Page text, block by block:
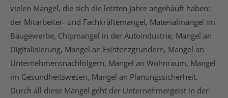
vielen Mängel, die sich die letzten Jahre angehäuft haben:
der Mitarbeiter- und Fachkräftemangel, Materialmangel im
Baugewerbe, Chipmangel in der Autoindustrie, Mangel an
Digitalisierung, Mangel an Existenzgründern, Mangel an
Unternehmensnachfolgern, Mangel an Wohnraum, Mangel
im Gesundheitswesen, Mangel an Planungssicherheit.
Durch all diese Mängel geht der Unternehmergeist in der